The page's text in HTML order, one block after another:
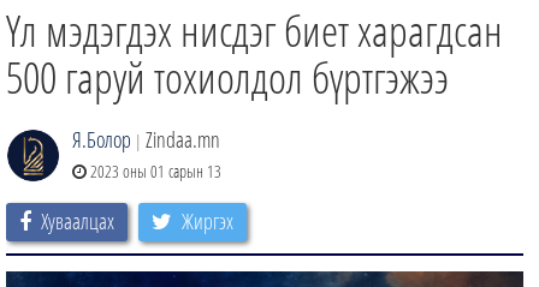
ӨГЛӨӨНИЙ СОНИН
АУДИО ЗОХИОЛ
ЗИНДАА СЭТГҮҮЛ
Үл мэдэгдэх нисдэг биет харагдсан
500 гаруй тохиолдол бүртгэжээ
Я.Болор | Zindaa.mn
2023 оны 01 сарын 13
Хуваалцах Жиргэх